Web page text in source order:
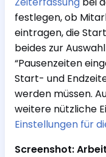
festlegen, ob
eintragen, die
beides zur
“Pausenzeiten
Start- und
werden müssen.
weitere nützliche
Einstellungen für
Screenshot: